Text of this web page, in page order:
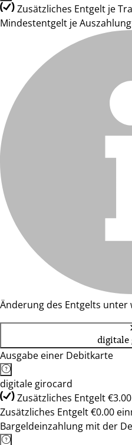
Zusätzliches Entgelt je
Mindestentgelt je
Änderung des Entgelts
digitale
Ausgabe einer Debitkarte
digitale girocard
Zusätzliches Entgelt
Zusätzliches Entgelt €0.00
Bargeldeinzahlung mit der